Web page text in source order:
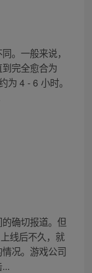
。一般来说，
完全愈合为
为 4 - 6 小时。
确切报道。但
线后不久，就
况。游戏公司